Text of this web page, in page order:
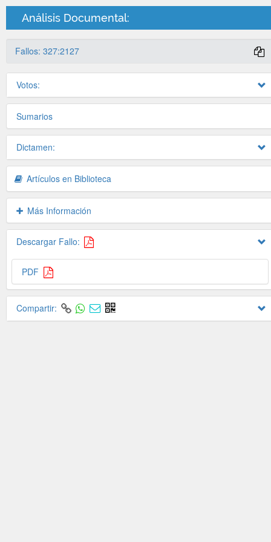
Análisis Documental:
Fallos: 327:2127
Votos:
Sumarios
Dictamen:
Artículos en Biblioteca
Más Información
Descargar Fallo:
PDF
Compartir: